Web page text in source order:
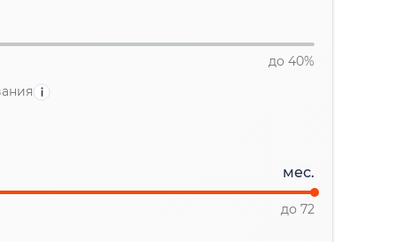
до 40%
мес.
до 72